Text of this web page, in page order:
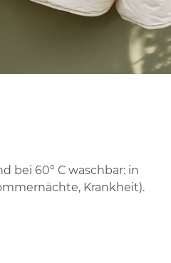
bei 60° C waschbar: in
Krankheit).